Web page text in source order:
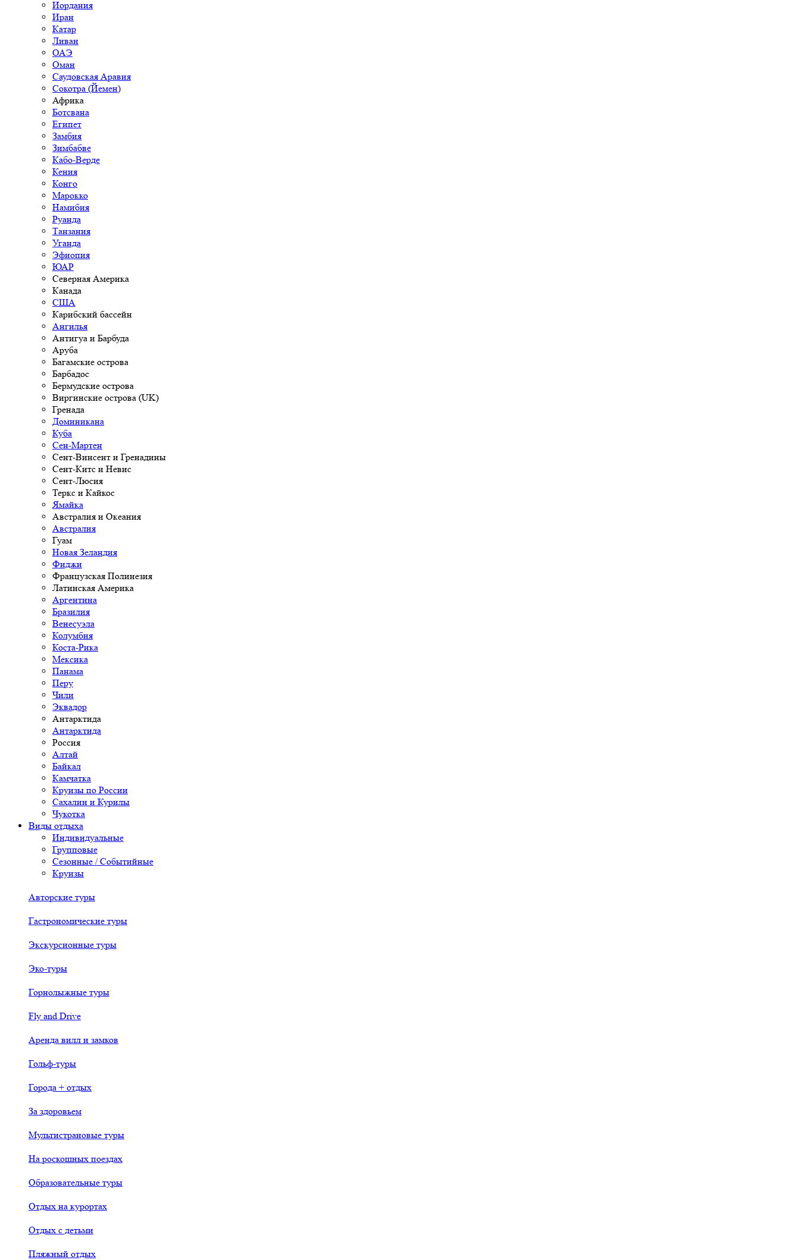
Иордания
Иран
Катар
Ливан
ОАЭ
Оман
Саудовская Аравия
Сокотра (Йемен)
Африка
Ботсвана
Египет
Замбия
Зимбабве
Кабо-Верде
Кения
Конго
Марокко
Намибия
Руанда
Танзания
Уганда
Эфиопия
ЮАР
Северная Америка
Канада
США
Карибский бассейн
Ангилья
Антигуа и Барбуда
Аруба
Багамские острова
Барбадос
Бермудские острова
Виргинские острова (UK)
Гренада
Доминикана
Куба
Сен-Мартен
Сент-Винсент и Гренадины
Сент-Китс и Невис
Сент-Люсия
Теркс и Кайкос
Ямайка
Австралия и Океания
Австралия
Гуам
Новая Зеландия
Фиджи
Французская Полинезия
Латинская Америка
Аргентина
Бразилия
Венесуэла
Колумбия
Коста-Рика
Мексика
Панама
Перу
Чили
Эквадор
Антарктида
Антарктида
Россия
Алтай
Байкал
Камчатка
Круизы по России
Сахалин и Курилы
Чукотка
Виды отдыха
Индивидуальные
Групповые
Сезонные / Событийные
Круизы
Авторские туры
Гастрономические туры
Экскурсионные туры
Эко-туры
Горнолыжные туры
Fly and Drive
Аренда вилл и замков
Гольф-туры
Города + отдых
За здоровьем
Мультистрановые туры
На роскошных поездах
Образовательные туры
Отдых на курортах
Отдых с детьми
Пляжный отдых